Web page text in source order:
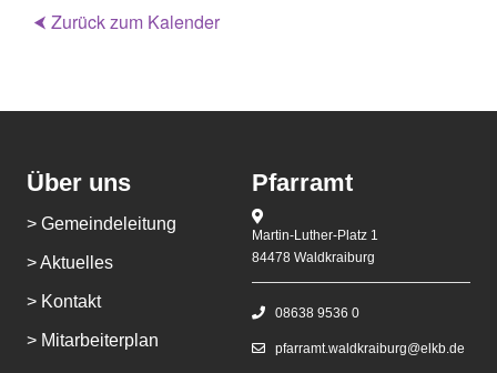
⮜ Zurück zum Kalender
Über uns
> Gemeindeleitung
> Aktuelles
> Kontakt
> Mitarbeiterplan
Pfarramt
Martin-Luther-Platz 1
84478 Waldkraiburg
08638 9536 0
pfarramt.waldkraiburg@elkb.de